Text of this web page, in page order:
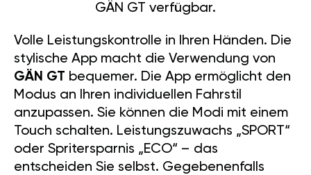
GÄN GT verfügbar.
Volle Leistungskontrolle in Ihren Händen. Die
stylische App macht die Verwendung von
GÄN GT bequemer. Die App ermöglicht den
Modus an Ihren individuellen Fahrstil
anzupassen. Sie können die Modi mit einem
Touch schalten. Leistungszuwachs „SPORT“
oder Spritersparnis „ECO“ – das
entscheiden Sie selbst. Gegebenenfalls